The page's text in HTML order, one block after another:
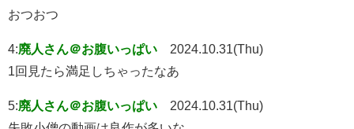
おつおつ
4:廃人さん＠お腹いっぱい
2024.10.31(Thu)
1回見たら満足しちゃったなあ
5:廃人さん＠お腹いっぱい
2024.10.31(Thu)